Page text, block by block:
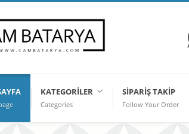
KATEGORILER
Categories
SIPARIŞ TAKIP
Follow Your Order